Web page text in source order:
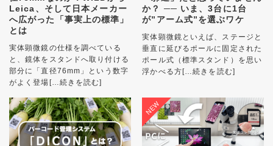
Leica、そして日本メーカー
へ広がった「事実上の標準」
とは
実体顕微鏡の仕様を調べている
と、鏡体をスタンドへ取り付ける
部分に「直径76mm」という数字
がよく登場 […続きを読む]
か？ ── いま、3台に1台
が”アーム式”を選ぶワケ
実体顕微鏡といえば、ステージと
垂直に延びるポールに固定された
ポール式（標準スタンド）を思い
浮かべる方 […続きを読む]